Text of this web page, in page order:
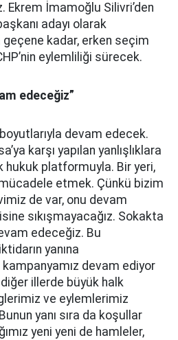
Ekrem İmamoğlu Silivri’den
adayı olarak
geçene kadar, erken seçim
eylemliliği sürecek.
edeceğiz”
devam edecek.
karşı yapılan yanlışlıklara
hukuk platformuyla. Bir yeri,
etmek. Çünkü bizim
de var, onu devam
sıkışmayacağız. Sokakta
edeceğiz. Bu
yanına
kampanyamız devam ediyor
illerde büyük halk
ve eylemlerimiz
yanı sıra da koşullar
yeni yeni de hamleler,